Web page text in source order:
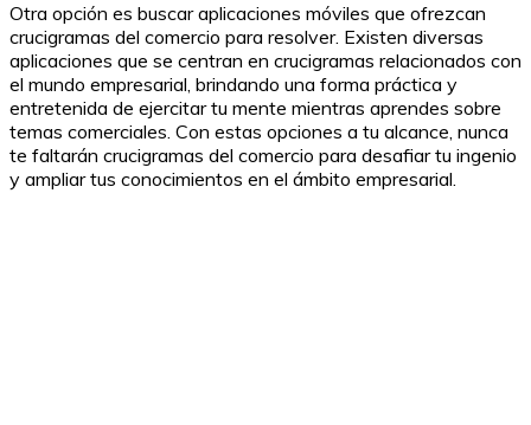
Otra opción es buscar aplicaciones móviles que ofrezcan
crucigramas del comercio para resolver. Existen diversas
aplicaciones que se centran en crucigramas relacionados con
el mundo empresarial, brindando una forma práctica y
entretenida de ejercitar tu mente mientras aprendes sobre
temas comerciales. Con estas opciones a tu alcance, nunca
te faltarán crucigramas del comercio para desafiar tu ingenio
y ampliar tus conocimientos en el ámbito empresarial.